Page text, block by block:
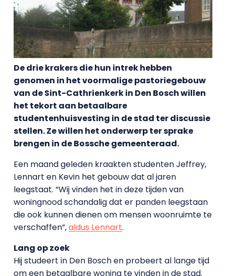
De drie krakers die hun intrek hebben
genomen in het voormalige pastoriegebouw
van de Sint-Cathrienkerk in Den Bosch willen
het tekort aan betaalbare
studentenhuisvesting in de stad ter discussie
stellen. Ze willen het onderwerp ter sprake
brengen in de Bossche gemeenteraad.
Een maand geleden kraakten studenten Jeffrey,
Lennart en Kevin het gebouw dat al jaren
leegstaat. “Wij vinden het in deze tijden van
woningnood schandalig dat er panden leegstaan
die ook kunnen dienen om mensen woonruimte te
verschaffen”,aldus Lennart.
Lang op zoek
Hij studeert in Den Bosch en probeert al lange tijd
om een betaalbare woning te vinden in de stad.